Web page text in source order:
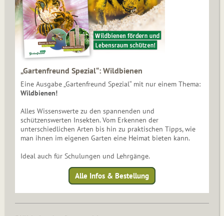
„Gartenfreund Spezial“: Wildbienen
Eine Ausgabe „Gartenfreund Spezial“ mit nur einem Thema:
Wildbienen!
Alles Wissenswerte zu den spannenden und
schützenswerten Insekten. Vom Erkennen der
unterschiedlichen Arten bis hin zu praktischen Tipps, wie
man ihnen im eigenen Garten eine Heimat bieten kann.
Ideal auch für Schulungen und Lehrgänge.
Alle Infos & Bestellung